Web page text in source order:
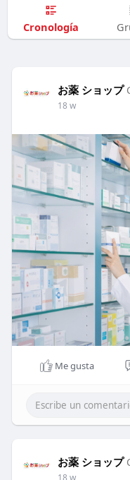
Cronología
お薬 ショップ
18 w
Me gusta
お薬 ショップ